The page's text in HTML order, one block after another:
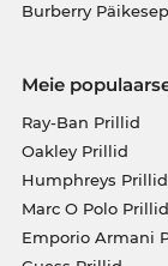
Burberry
Meie
Ray-Ban Prillid
Oakley Prillid
Humphreys Prillid
Marc O Polo Prillid
Emporio Armani